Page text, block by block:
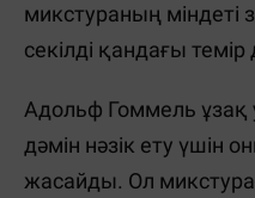
микстураның міндеті
секілді қандағы
Адольф Гоммель ұзақ
дәмін нәзік ету үшін
жасайды. Ол